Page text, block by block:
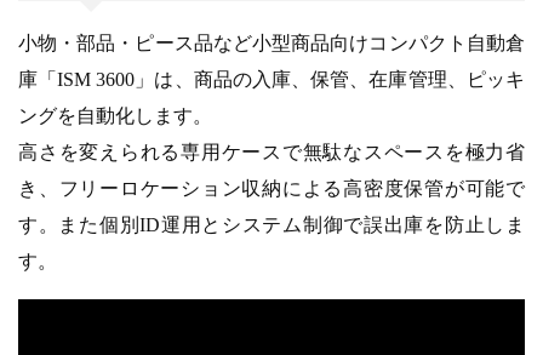
小物・部品・ピース品など小型商品向けコンパクト自動倉
庫「ISM 3600」は、商品の入庫、保管、在庫管理、ピッキ
ングを自動化します。
高さを変えられる専用ケースで無駄なスペースを極力省
き、フリーロケーション収納による高密度保管が可能で
す。また個別ID運用とシステム制御で誤出庫を防止しま
す。